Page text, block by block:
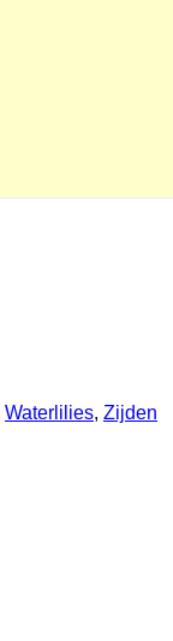
Waterlilies, Zijden